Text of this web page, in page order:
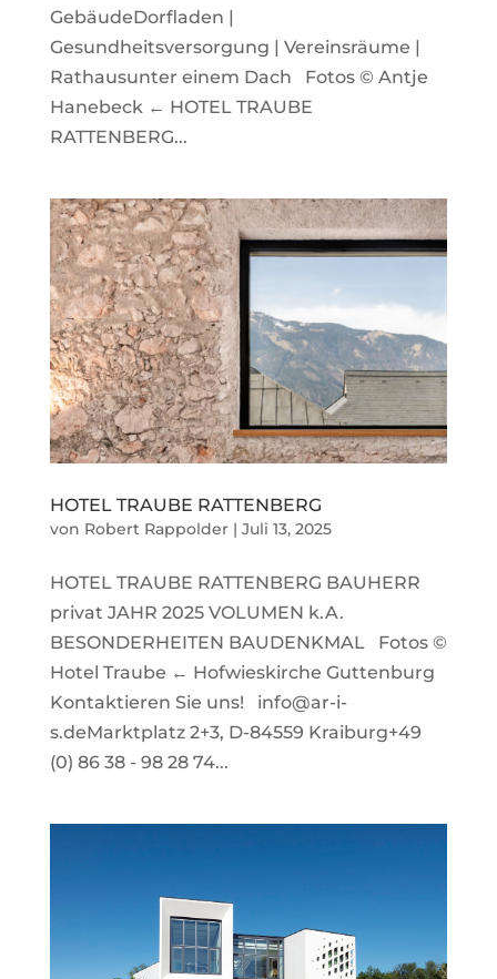
GebäudeDorfladen |
Gesundheitsversorgung | Vereinsräume |
Rathausunter einem Dach Fotos © Antje
Hanebeck ← HOTEL TRAUBE
RATTENBERG...
HOTEL TRAUBE RATTENBERG
von Robert Rappolder| Juli 13, 2025
HOTEL TRAUBE RATTENBERG BAUHERR
privat JAHR 2025 VOLUMEN k.A.
BESONDERHEITEN BAUDENKMAL Fotos ©
Hotel Traube ← Hofwieskirche Guttenburg
Kontaktieren Sie uns! info@ar-i-
s.deMarktplatz 2+3, D-84559 Kraiburg+49
(0) 86 38 - 98 28 74...